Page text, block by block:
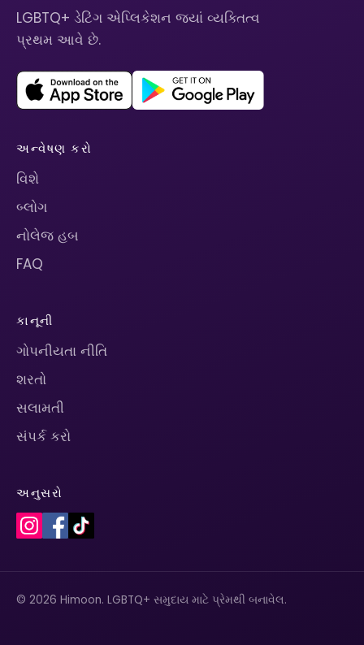
LGBTQ+ ડેટિંગ એપ્લિકેશન જ્યાં વ્યક્તિત્વ
પ્રથમ આવે છે.
અન્વેષણ કરો
વિશે
બ્લોગ
નોલેજ હબ
FAQ
કાનૂની
ગોપનીયતા નીતિ
શરતો
સલામતી
સંપર્ક કરો
અનુસરો
© 2026 Himoon. LGBTQ+ સમુદાય માટે પ્રેમથી બનાવેલ.